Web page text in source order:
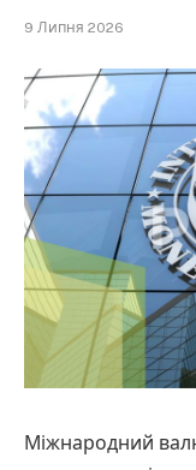
9 Липня 2026
Міжнародний